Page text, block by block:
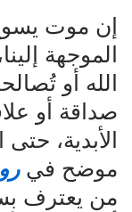
إن موت
الموجهة
الله أو
صداقة أو
الأبدية،
موضح في
من يعترف